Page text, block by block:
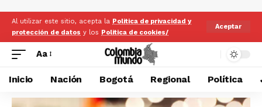
Al utilizar este sitio, acepta la Politica de privacidad y
protección de datos y los Politica de cookies/
Aceptar
Aa
Inicio Nación Bogotá Regional Política